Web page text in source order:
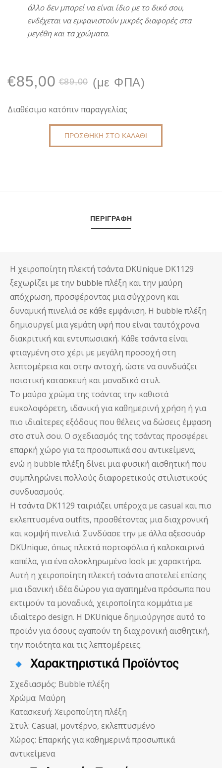
άλλο δεν μπορεί να είναι ίδιο με το δικό σου,
ενδέχεται να εμφανιστούν μικρές διαφορές στα
μεγέθη και τα χρώματα.
€89,00 Original
price
was:
€85,00
Η
τρέχουσα
τιμή
(με ΦΠΑ)
Διαθέσιμο κατόπιν παραγγελίας
ΠΡΟΣΘΉΚΗ ΣΤΟ ΚΑΛΆΘΙ
ΠΕΡΙΓΡΑΦΉ
Η χειροποίητη πλεκτή τσάντα DKUnique DK1129
ξεχωρίζει με την bubble πλέξη και την μαύρη
απόχρωση, προσφέροντας μια σύγχρονη και
δυναμική πινελιά σε κάθε εμφάνιση. Η bubble πλέξη
δημιουργεί μια γεμάτη υφή που είναι ταυτόχρονα
διακριτική και εντυπωσιακή. Κάθε τσάντα είναι
φτιαγμένη στο χέρι με μεγάλη προσοχή στη
λεπτομέρεια και στην αντοχή, ώστε να συνδυάζει
ποιοτική κατασκευή και μοναδικό στυλ.
Το μαύρο χρώμα της τσάντας την καθιστά
ευκολοφόρετη, ιδανική για καθημερινή χρήση ή για
πιο ιδιαίτερες εξόδους που θέλεις να δώσεις έμφαση
στο στυλ σου. Ο σχεδιασμός της τσάντας προσφέρει
επαρκή χώρο για τα προσωπικά σου αντικείμενα,
ενώ η bubble πλέξη δίνει μια φυσική αισθητική που
συμπληρώνει πολλούς διαφορετικούς στιλιστικούς
συνδυασμούς.
Η τσάντα DK1129 ταιριάζει υπέροχα με casual και πιο
εκλεπτυσμένα outfits, προσθέτοντας μια διαχρονική
και κομψή πινελιά. Συνδύασε την με άλλα αξεσουάρ
DKUnique, όπως πλεκτά πορτοφόλια ή καλοκαιρινά
καπέλα, για ένα ολοκληρωμένο look με χαρακτήρα.
Αυτή η χειροποίητη πλεκτή τσάντα αποτελεί επίσης
μια ιδανική ιδέα δώρου για αγαπημένα πρόσωπα που
εκτιμούν τα μοναδικά, χειροποίητα κομμάτια με
ιδιαίτερο design. Η DKUnique δημιούργησε αυτό το
προϊόν για όσους αγαπούν τη διαχρονική αισθητική,
την ποιότητα και τις λεπτομέρειες.
Χαρακτηριστικά Προϊόντος
Σχεδιασμός: Bubble πλέξη
Χρώμα: Μαύρη
Κατασκευή: Χειροποίητη πλέξη
Στυλ: Casual, μοντέρνο, εκλεπτυσμένο
Χώρος: Επαρκής για καθημερινά προσωπικά
αντικείμενα